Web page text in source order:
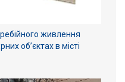
живлення
об’єктах в місті